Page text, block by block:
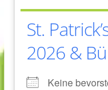
St.
2026 &
Keine